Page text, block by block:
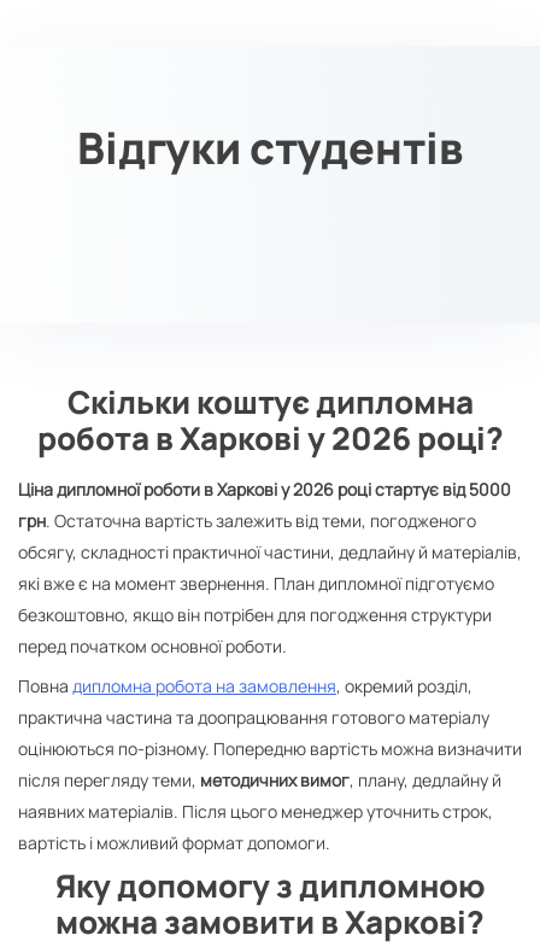
Відгуки студентів
Скільки коштує дипломна
робота в Харкові у 2026 році?
Ціна дипломної роботи в Харкові у 2026 році стартує від 5000
грн. Остаточна вартість залежить від теми, погодженого
обсягу, складності практичної частини, дедлайну й матеріалів,
які вже є на момент звернення. План дипломної підготуємо
безкоштовно, якщо він потрібен для погодження структури
перед початком основної роботи.
Повна дипломна робота на замовлення, окремий розділ,
практична частина та доопрацювання готового матеріалу
оцінюються по-різному. Попередню вартість можна визначити
після перегляду теми, методичних вимог, плану, дедлайну й
наявних матеріалів. Після цього менеджер уточнить строк,
вартість і можливий формат допомоги.
Яку допомогу з дипломною
можна замовити в Харкові?